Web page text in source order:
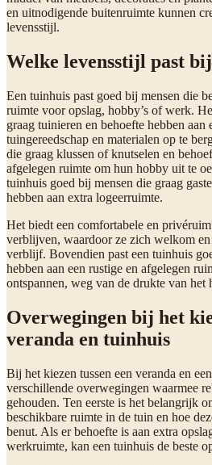
en uitnodigende buitenruimte kunnen
levensstijl.
Welke levensstijl past
Een tuinhuis past goed bij mensen die
ruimte voor opslag, hobby’s of werk.
graag tuinieren en behoefte hebben aan
tuingereedschap en materialen op te
die graag klussen of knutselen en
afgelegen ruimte om hun hobby uit te
tuinhuis goed bij mensen die graag
hebben aan extra logeerruimte.
Het biedt een comfortabele en
verblijven, waardoor ze zich welkom
verblijf. Bovendien past een tuinhuis
hebben aan een rustige en afgelegen
ontspannen, weg van de drukte van het
Overwegingen bij het
veranda en tuinhuis
Bij het kiezen tussen een veranda en
verschillende overwegingen waarmee
gehouden. Ten eerste is het belangrijk
beschikbare ruimte in de tuin en hoe
benut. Als er behoefte is aan extra
werkruimte, kan een tuinhuis de beste